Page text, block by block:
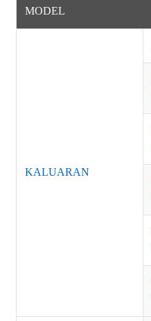
MODEL
KALUARAN